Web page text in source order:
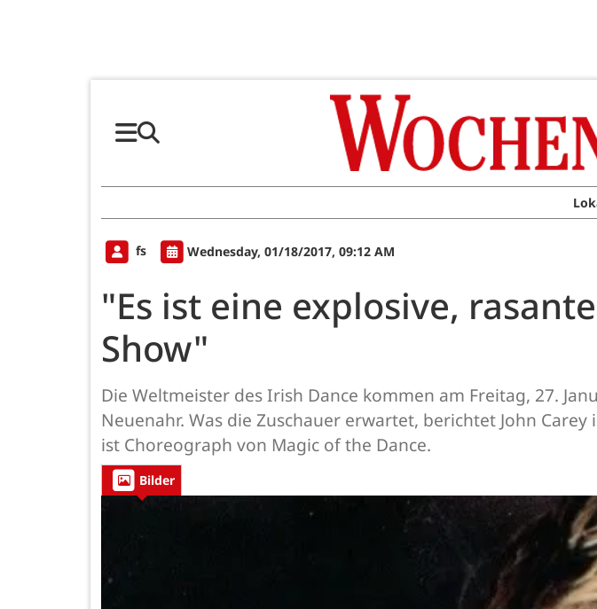
fs Wednesday, 01/18/2017, 09:12 AM
"Es ist eine explosive,
Show"
Die Weltmeister des Irish Dance kommen am Freitag, 27.
Neuenahr. Was die Zuschauer erwartet, berichtet John
ist Choreograph von Magic of the Dance.
Bilder